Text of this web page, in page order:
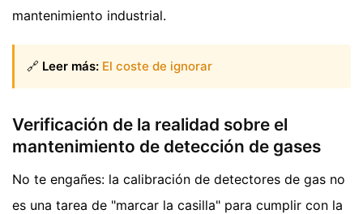
mantenimiento industrial.
🔗 Leer más: El coste de ignorar
Verificación de la realidad sobre el
mantenimiento de detección de gases
No te engañes: la calibración de detectores de gas no
es una tarea de "marcar la casilla" para cumplir con la